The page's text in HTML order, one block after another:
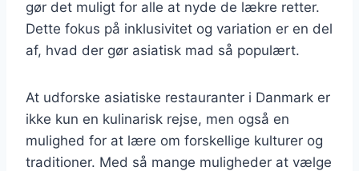
gør det muligt for alle at nyde de lækre retter.
Dette fokus på inklusivitet og variation er en del
af, hvad der gør asiatisk mad så populært.
At udforske asiatiske restauranter i Danmark er
ikke kun en kulinarisk rejse, men også en
mulighed for at lære om forskellige kulturer og
traditioner. Med så mange muligheder at vælge